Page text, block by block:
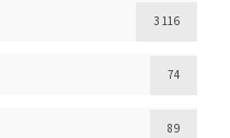
3 116
74
89